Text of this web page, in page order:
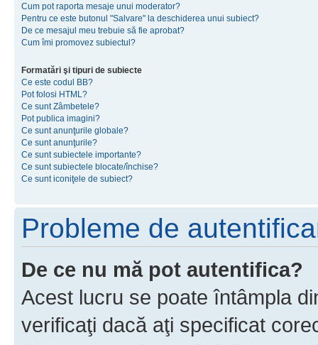
Cum pot raporta mesaje unui moderator?
Pentru ce este butonul "Salvare" la deschiderea unui subiect?
De ce mesajul meu trebuie să fie aprobat?
Cum îmi promovez subiectul?
Formatări şi tipuri de subiecte
Ce este codul BB?
Pot folosi HTML?
Ce sunt Zâmbetele?
Pot publica imagini?
Ce sunt anunţurile globale?
Ce sunt anunţurile?
Ce sunt subiectele importante?
Ce sunt subiectele blocate/închise?
Ce sunt iconiţele de subiect?
Probleme de
De ce nu mă pot autentifica?
Acest lucru se poate întâmpla
verificaţi dacă aţi specificat